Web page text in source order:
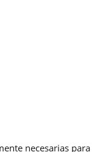
necesarias para